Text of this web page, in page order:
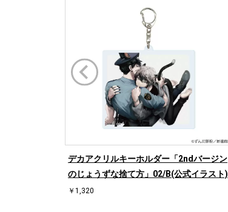
デカアクリルキーホルダー「2ndバージン
のじょうずな捨て方」02/B(公式イラスト)
￥1,320